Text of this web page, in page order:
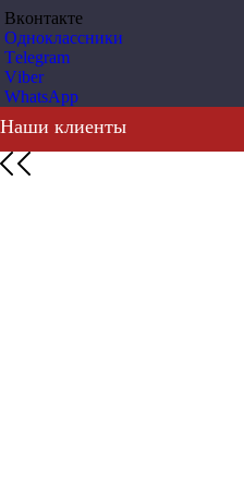
Вконтакте
Одноклассники
Telegram
Viber
WhatsApp
Наши клиенты